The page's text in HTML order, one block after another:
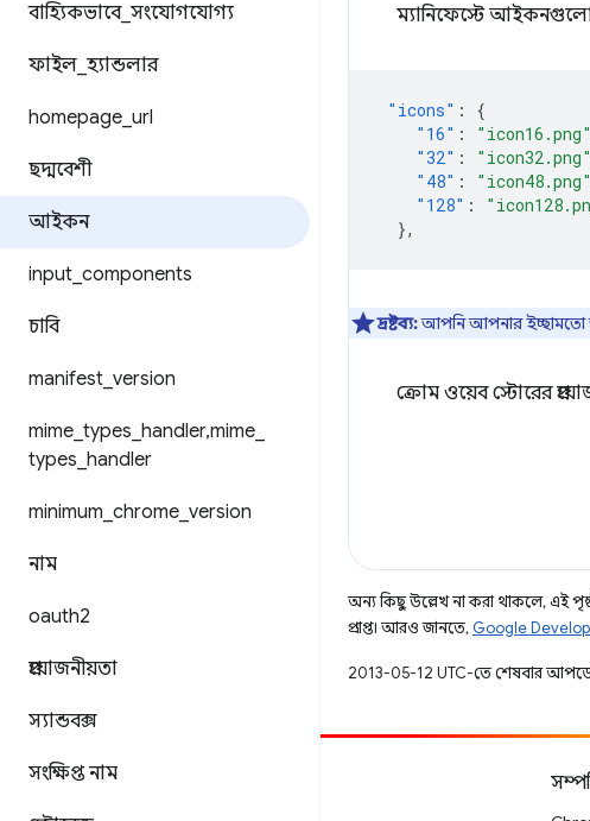
বাহ্যিকভাবে_ সংযোগযোগ্য
ফাইল হ্যান্ডলার
homepage url
ছদ্মবেশী
আইকন
input components
চাবি
manifest version
mime types handler,mime
types handler
minimum chrome version
নাম
oauth2
প্রয়োজনীয়তা
স্যান্ডবক্স
সংক্ষিপ্ত নাম
ম্যানিফেস্টে
"icons" :
{
"16" : "icon16.png"
"32" : "icon32.png"
"48" : "icon48.png"
"128" :
},
দ্রষ্টব্য:আপনি আপনার ইচ্ছামতো
ক্রোম ওয়েব স্টোরের
অন্য কিছু উল্লেখ না করা থাকলে, এই
প্রাপ্ত। আরও জানতে, Google
2013-05-12 UTC-তে শেষবার
অবদান